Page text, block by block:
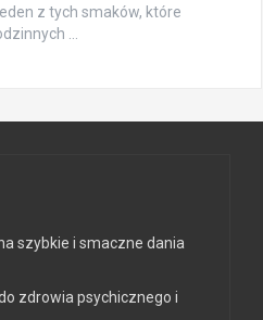
z tych smaków, które
…
szybkie i smaczne dania
zdrowia psychicznego i